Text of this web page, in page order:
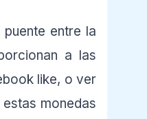
entre la
a las
like, o ver
monedas